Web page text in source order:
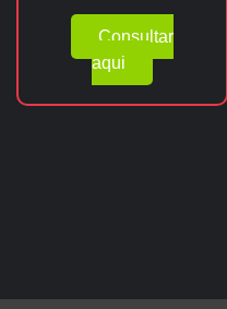
Consultar
aqui